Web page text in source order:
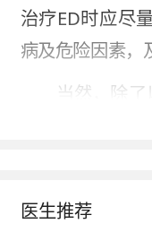
治疗ED时应尽
病及危险因素，
当然，除了
会导致ED的发
医生推荐